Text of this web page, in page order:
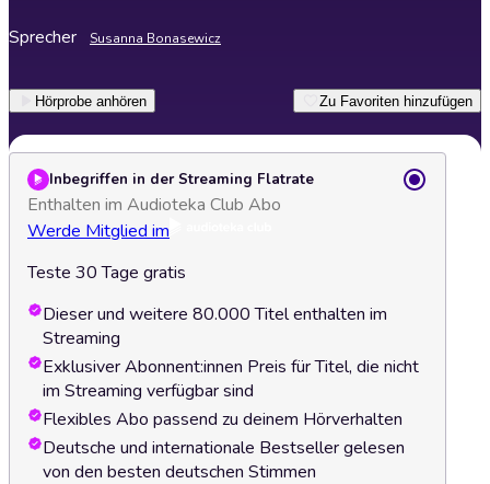
Sprecher Susanna Bonasewicz
Hörprobe anhören Zu Favoriten hinzufügen
Inbegriffen in der Streaming Flatrate
Enthalten im Audioteka Club Abo
Werde Mitglied im
Teste 30 Tage gratis
Dieser und weitere 80.000 Titel enthalten im
Streaming
Exklusiver Abonnent:innen Preis für Titel, die nicht
im Streaming verfügbar sind
Flexibles Abo passend zu deinem Hörverhalten
Deutsche und internationale Bestseller gelesen
von den besten deutschen Stimmen